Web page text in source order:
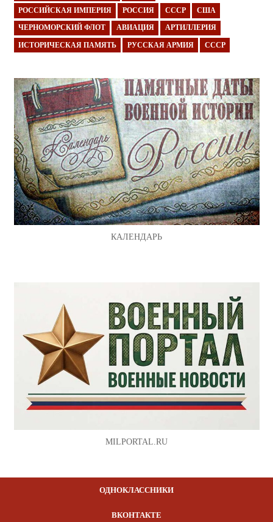
РОССИЙСКАЯ ИМПЕРИЯ РОССИЯ СССР США
ЧЕРНОМОРСКИЙ ФЛОТ АВИАЦИЯ АРТИЛЛЕРИЯ
ИСТОРИЧЕСКАЯ ПАМЯТЬ РУССКАЯ АРМИЯ СССР
КАЛЕНДАРЬ
MILPORTAL.RU
ОДНОКЛАССНИКИ
ВКОНТАКТЕ